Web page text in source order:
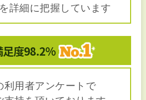
詳細に把握しています
度98.2%
利用者アンケートで